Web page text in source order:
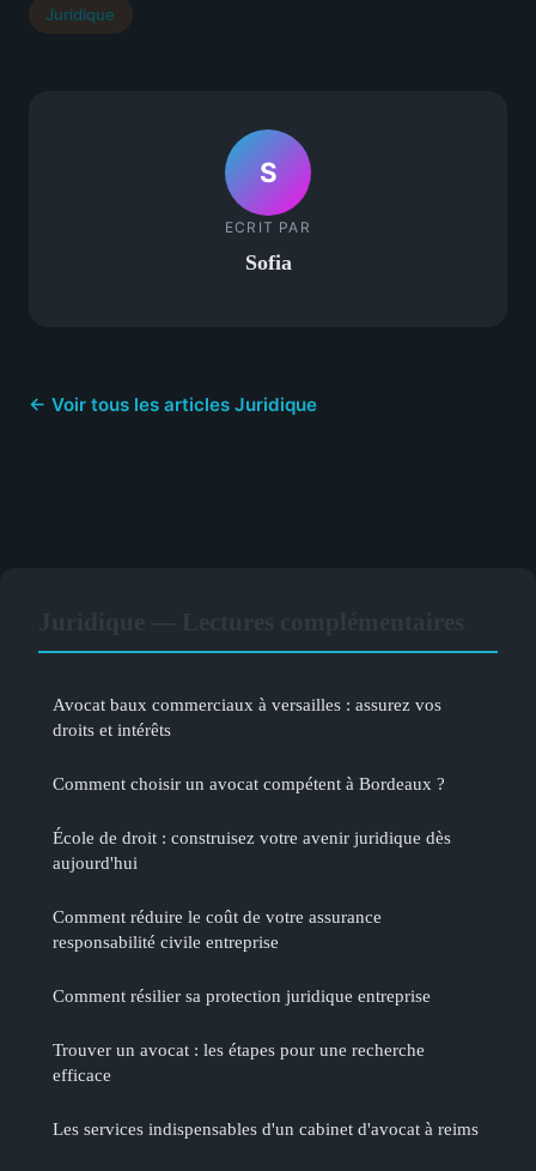
Juridique
S
ECRIT PAR
Sofia
← Voir tous les articles Juridique
Avocat baux commerciaux à versailles : assurez vos
droits et intérêts
Comment choisir un avocat compétent à Bordeaux ?
École de droit : construisez votre avenir juridique dès
aujourd'hui
Comment réduire le coût de votre assurance
responsabilité civile entreprise
Comment résilier sa protection juridique entreprise
Trouver un avocat : les étapes pour une recherche
efficace
Les services indispensables d'un cabinet d'avocat à reims